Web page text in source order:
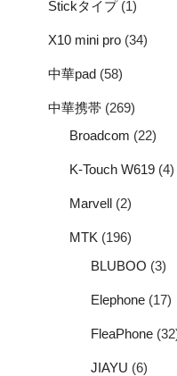
Stickタイプ(1)
X10 mini pro (34)
中華pad (58)
中華携帯 (269)
Broadcom (22)
K-Touch W619 (4)
Marvell (2)
MTK (196)
BLUBOO (3)
Elephone (17)
FleaPhone
JIAYU (6)